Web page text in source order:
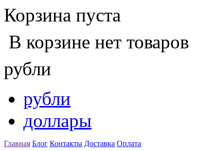
Корзина пуста
В корзине нет товаров
рубли
рубли
доллары
Главная Блог Контакты Доставка Оплата